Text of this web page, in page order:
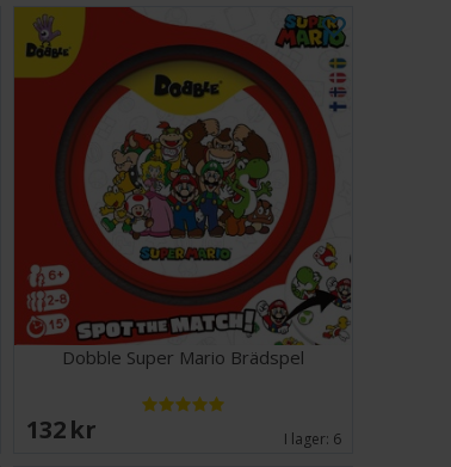
Dobble Super Mario Brädspel
132 SEK I lager: 6